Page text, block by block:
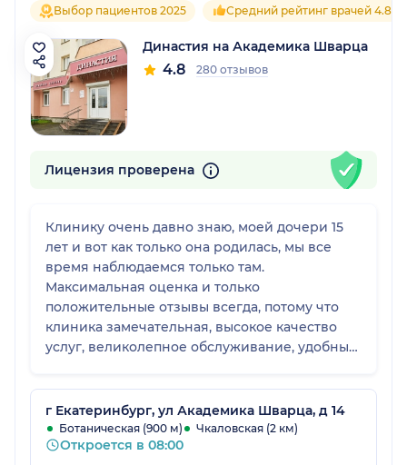
Выбор пациентов 2025 Средний рейтинг врачей 4.8
Династия на Академика Шварца
4.8 280 отзывов
Лицензия проверена
Клинику очень давно знаю, моей дочери 15
лет и вот как только она родилась, мы все
время наблюдаемся только там.
Максимальная оценка и только
положительные отзывы всегда, потому что
клиника замечательная, высокое качество
услуг, великолепное обслуживание, удобный
этой клинике и я всем знакомым всегда
рекомендую именно Династию.
г Екатеринбург, ул Академика Шварца, д 14
Ботаническая (900 м) Чкаловская (2 км)
Откроется в 08:00